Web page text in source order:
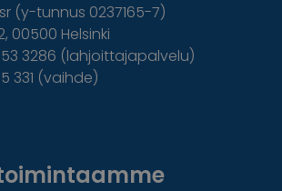
(y-tunnus 0237165-7)
00500 Helsinki
3286 (lahjoittajapalvelu)
331 (vaihde)